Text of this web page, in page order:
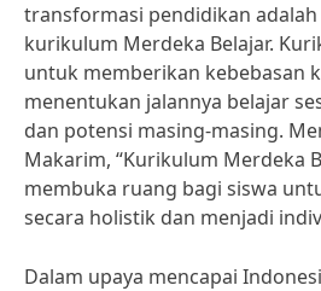
transformasi pendidikan
kurikulum Merdeka Belajar.
untuk memberikan kebebasan
menentukan jalannya belajar
dan potensi masing-masing.
Makarim, “Kurikulum Merdeka
membuka ruang bagi siswa
secara holistik dan menjadi
Dalam upaya mencapai